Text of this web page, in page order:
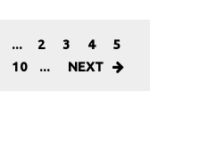
... 2 3 4
5
10 ... NEXT